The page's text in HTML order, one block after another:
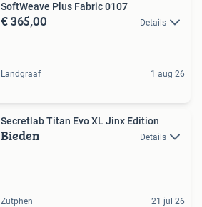
SoftWeave Plus Fabric 0107
€ 365,00 Details
Landgraaf 1 aug 26
Secretlab Titan Evo XL Jinx Edition
Bieden Details
Zutphen 21 jul 26